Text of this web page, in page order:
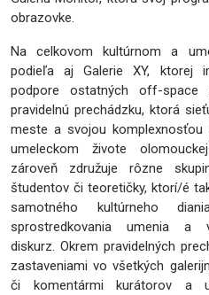
obrazovke.
Na celkovom kultúrnom a
podieľa aj Galerie XY, ktorej
podpore ostatných off-space
pravidelnú prechádzku, ktorá
meste a svojou
umeleckom živote
zároveň združuje rôzne
študentov či teoretičky, ktorí/é
samotného kultúrneho
sprostredkovania umenia a
diskurz. Okrem pravidelných
zastaveniami vo všetkých
či komentármi kurátorov a